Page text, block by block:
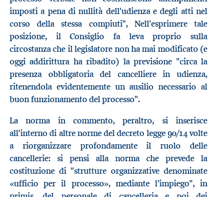
imposti a pena di nullità dell'udienza e degli atti nel
corso della stessa compiuti", Nell'esprimere tale
posizione, il Consiglio fa leva proprio sulla
circostanza che il legislatore non ha mai modificato (e
oggi addirittura ha ribadito) la previsione "circa la
presenza obbligatoria del cancelliere in udienza,
ritenendola evidentemente un ausilio necessario al
buon funzionamento del processo".
La norma in commento, peraltro, si inserisce
all'interno di altre norme del decreto legge 90/14 volte
a riorganizzare profondamente il ruolo delle
cancellerie: si pensi alla norma che prevede la
costituzione di "strutture organizzative denominate
«ufficio per il processo», mediante l’impiego", in